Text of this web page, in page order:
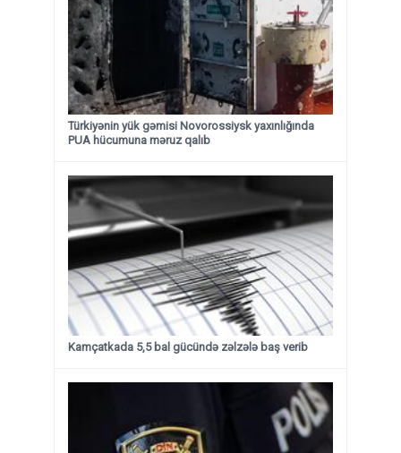
Türkiyənin yük gəmisi Novorossiysk yaxınlığında
PUA hücumuna məruz qalıb
Kamçatkada 5,5 bal gücündə zəlzələ baş verib